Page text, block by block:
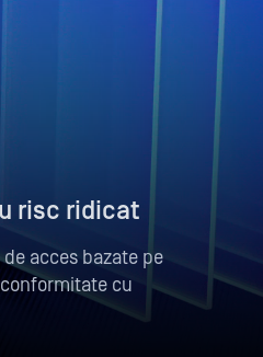
risc ridicat
acces bazate pe
cu